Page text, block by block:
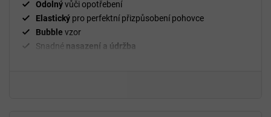
Odolnývůči opotřebení
Elastický pro perfektní přizpůsobení pohovce
Bubble vzor
Snadné nasazení a údržba